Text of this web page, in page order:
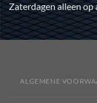
Zaterdagen alleen op
ALGEMENE